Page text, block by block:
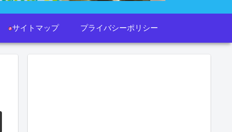
サイトマップ プライバシーポリシー